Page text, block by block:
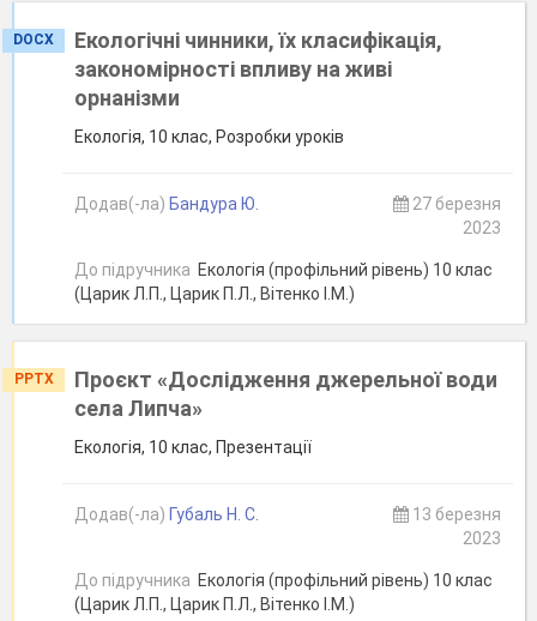
DOCX
Екологічні чинники, їх класифікація,
закономірності впливу на живі
орнанізми
Екологія, 10 клас, Розробки уроків
Додав(-ла) Бандура Ю.
27 березня
2023
До підручника Екологія (профільний рівень) 10 клас
(Царик Л.П., Царик П.Л., Вітенко І.М.)
PPTX
Проєкт «Дослідження джерельної води
села Липча»
Екологія, 10 клас, Презентації
Додав(-ла) Губаль Н. С.
13 березня
2023
До підручника Екологія (профільний рівень) 10 клас
(Царик Л.П., Царик П.Л., Вітенко І.М.)